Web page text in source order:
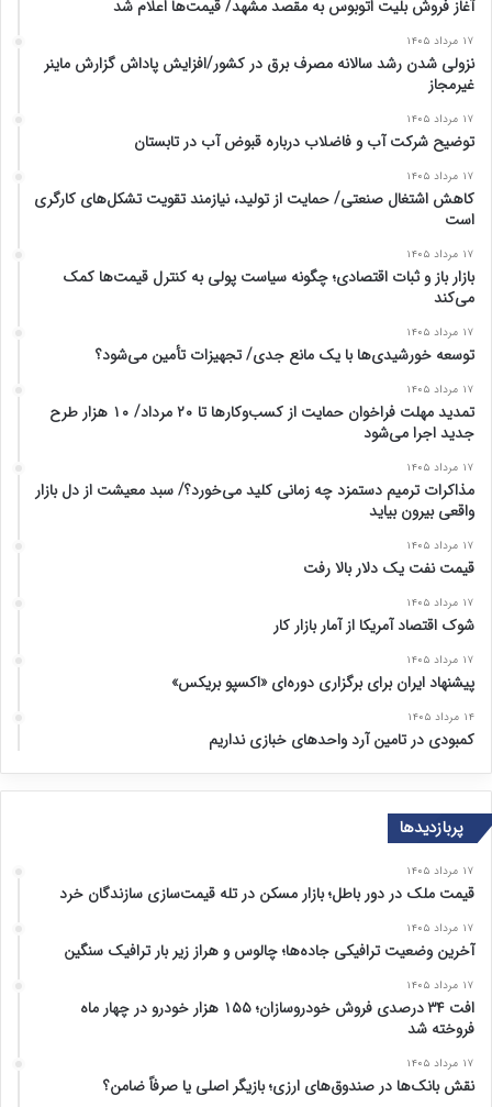
آغاز فروش بلیت اتوبوس به مقصد مشهد/ قیمت‌ها اعلام شد
۱۷ مرداد ۱۴۰۵
نزولی شدن رشد سالانه مصرف برق در کشور/افزایش پاداش گزارش ماینر
غیرمجاز
۱۷ مرداد ۱۴۰۵
توضیح شرکت آب و فاضلاب درباره قبوض آب در تابستان
۱۷ مرداد ۱۴۰۵
کاهش اشتغال صنعتی/ حمایت از تولید، نیازمند تقویت تشکل‌های کارگری
است
۱۷ مرداد ۱۴۰۵
بازار باز و ثبات اقتصادی؛ چگونه سیاست پولی به کنترل قیمت‌ها کمک
می‌کند
۱۷ مرداد ۱۴۰۵
توسعه خورشیدی‌ها با یک مانع جدی/ تجهیزات تأمین می‌شود؟
۱۷ مرداد ۱۴۰۵
تمدید مهلت فراخوان حمایت از کسب‌وکارها تا ۲۰ مرداد/ ۱۰ هزار طرح
جدید اجرا می‌شود
۱۷ مرداد ۱۴۰۵
مذاکرات ترمیم دستمزد چه زمانی کلید می‌خورد؟/ سبد معیشت از دل بازار
واقعی بیرون بیاید
۱۷ مرداد ۱۴۰۵
قیمت نفت یک دلار بالا رفت
۱۷ مرداد ۱۴۰۵
شوک اقتصاد آمریکا از آمار بازار کار
۱۷ مرداد ۱۴۰۵
پیشنهاد ایران برای برگزاری دوره‌ای «اکسپو بریکس»
۱۴ مرداد ۱۴۰۵
کمبودی در تامین آرد واحد‌های خبازی نداریم
پربازدیدها
۱۷ مرداد ۱۴۰۵
قیمت ملک در دور باطل؛ بازار مسکن در تله قیمت‌سازی سازندگان خرد
۱۷ مرداد ۱۴۰۵
آخرین وضعیت ترافیکی جاده‌ها؛ چالوس و هراز زیر بار ترافیک سنگین
۱۷ مرداد ۱۴۰۵
افت ۳۴ درصدی فروش خودروسازان؛ ۱۵۵ هزار خودرو در چهار ماه
فروخته شد
۱۷ مرداد ۱۴۰۵
نقش بانک‌ها در صندوق‌های ارزی؛ بازیگر اصلی یا صرفاً ضامن؟